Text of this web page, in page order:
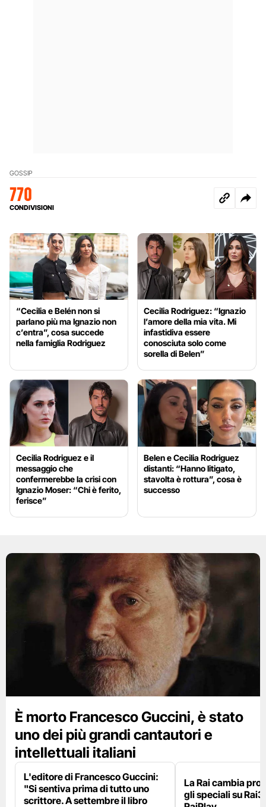
GOSSIP
770
CONDIVISIONI
“Cecilia e Belén non si
parlano più ma Ignazio non
c’entra”, cosa succede
nella famiglia Rodriguez
Cecilia Rodriguez: “Ignazio
l’amore della mia vita. Mi
infastidiva essere
conosciuta solo come
sorella di Belen”
Cecilia Rodriguez e il
messaggio che
confermerebbe la crisi con
Ignazio Moser: “Chi è ferito,
ferisce”
Belen e Cecilia Rodriguez
distanti: “Hanno litigato,
stavolta è rottura”, cosa è
successo
È morto Francesco Guccini, è stato
uno dei più grandi cantautori e
intellettuali italiani
L'editore di Francesco Guccini:
"Si sentiva prima di tutto uno
scrittore. A settembre il libro
La Rai cambia
gli speciali su